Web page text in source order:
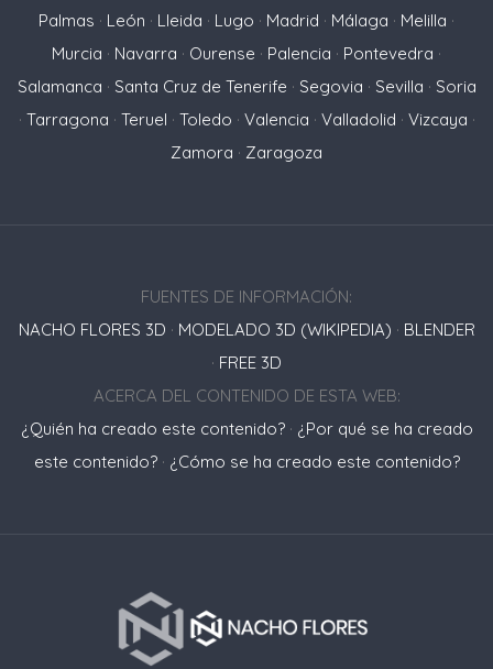
Palmas · León · Lleida · Lugo · Madrid · Málaga · Melilla ·
Murcia · Navarra · Ourense · Palencia · Pontevedra ·
Salamanca · Santa Cruz de Tenerife · Segovia · Sevilla · Soria
· Tarragona · Teruel · Toledo · Valencia · Valladolid · Vizcaya ·
Zamora · Zaragoza
FUENTES DE INFORMACIÓN:
NACHO FLORES 3D · MODELADO 3D (WIKIPEDIA) · BLENDER
· FREE 3D
ACERCA DEL CONTENIDO DE ESTA WEB:
¿Quién ha creado este contenido?· ¿Por qué se ha creado
este contenido?· ¿Cómo se ha creado este contenido?